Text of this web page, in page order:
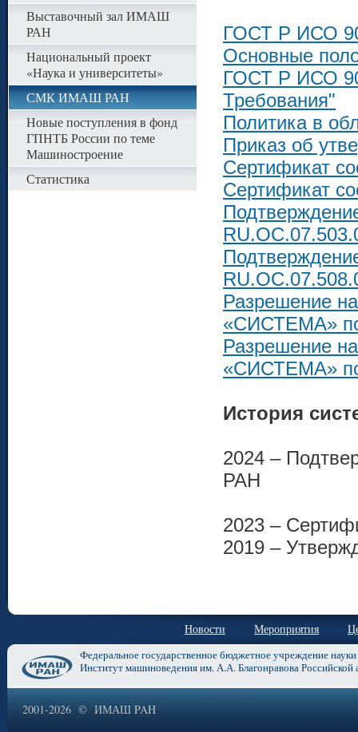
ГОСТ Р ИСО
Основные
ГОСТ Р ИСО
Требования"
Политика в
Приказ об
Сертификат
Сертификат
Разрешение
«СИСТЕМА»
Разрешение
«СИСТЕМА»
История
2024 –
РАН
2023 –
2019 –
Выставочный зал ИМАШ
РАН
Национальный проект
«Наука и университеты»
СМК ИМАШ РАН
Новые поступления в фонд
ГПНТБ России по теме
Машиностроение
Статистика
Новости Мероприятия
Федеральное государственное бюджетное учреждение науки
Институт машиноведения им. А.А. Благонравова Российской
2001-2026 © ИМАШ PAH